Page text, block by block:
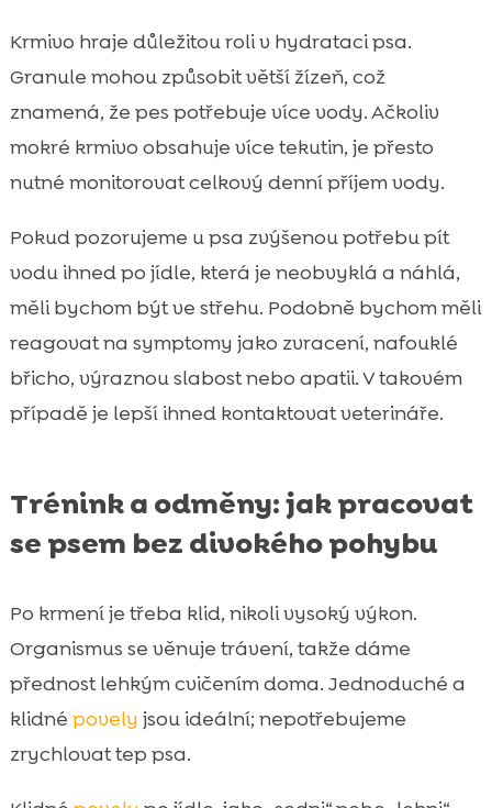
Krmivo hraje důležitou roli v hydrataci psa.
Granule mohou způsobit větší žízeň, což
znamená, že pes potřebuje více vody. Ačkoliv
mokré krmivo obsahuje více tekutin, je přesto
nutné monitorovat celkový denní příjem vody.
Pokud pozorujeme u psa zvýšenou potřebu pít
vodu ihned po jídle, která je neobvyklá a náhlá,
měli bychom být ve střehu. Podobně bychom měli
reagovat na symptomy jako zvracení, nafouklé
břicho, výraznou slabost nebo apatii. V takovém
případě je lepší ihned kontaktovat veterináře.
Trénink a odměny: jak pracovat
se psem bez divokého pohybu
Po krmení je třeba klid, nikoli vysoký výkon.
Organismus se věnuje trávení, takže dáme
přednost lehkým cvičením doma. Jednoduché a
klidné povely jsou ideální; nepotřebujeme
zrychlovat tep psa.